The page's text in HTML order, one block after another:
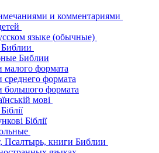
и комментариями
языке (обычные)
Библии
малого формата
среднего формата
большого формата
мові
Біблії
Псалтырь, книги Библии